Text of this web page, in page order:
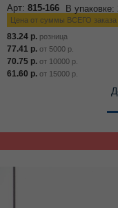
Арт: 815-166 В упаковке:
Цена от суммы ВСЕГО заказа
83.24 р. розница
77.41 р. от 5000 р.
70.75 р. от 10000 р.
61.60 р. от 15000 р.